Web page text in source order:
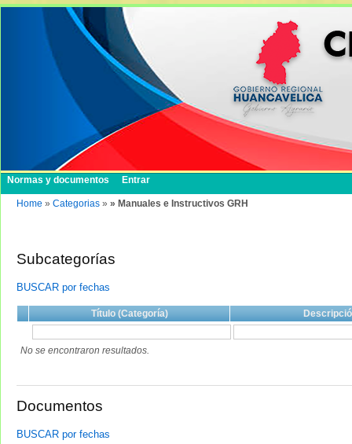
Normas y documentos Entrar
Home » Categorias » » Manuales e Instructivos GRH
Subcategorías
BUSCAR por fechas
Título (Categoría)
No se encontraron resultados.
Documentos
BUSCAR por fechas